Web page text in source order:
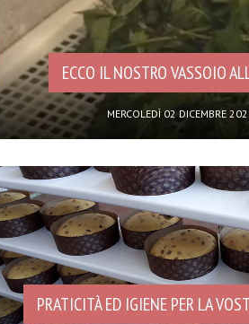
ECCO IL NOSTRO VASSOIO
MERCOLEDÌ 02 DICEMBRE
PRATICITÀ ED IGIENE PER LA